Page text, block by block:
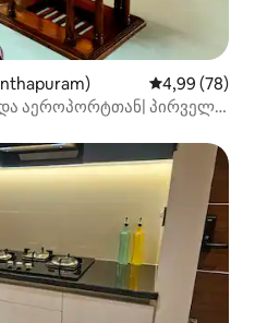
საშუალო
4,99 (78)
და აეროპორტთან| პირველი